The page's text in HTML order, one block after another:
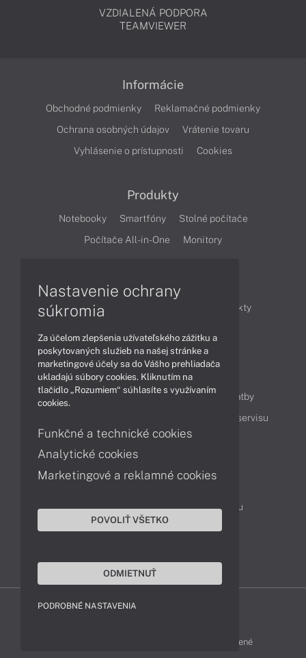
VZDIALENÁ PODPORA
TEAMVIEWER
Informácie
Obchodné podmienky
Reklamačné podmienky
Ochrana osobných údajov
Vrátenie tovaru
Vyhlásenie o prístupnosti
Cookies
Produkty
Notebooky Smartfóny
Stolné počítače
Počítače All-in-One
Monitory
Články
Obchodné informácie
Produkty
Obsah
Ako nakupovať
Možnosti doručenia a platby
Cenník servisu
Kontakty
Servisné oddelenie
Reklamácia tovaru
ZEN-SHOP © 2015 - 2026 Všetky práva vyhradené
Nastavenie ochrany
súkromia
Za účelom zlepšenia užívateľského zážitku a
poskytovaných služieb na našej stránke a
marketingové účely sa do Vášho prehliadača
ukladajú súbory cookies. Kliknutím na
tlačidlo „Rozumiem“ súhlasíte s využívaním
cookies.
Funkčné a technické cookies
Analytické cookies
Marketingové a reklamné cookies
POVOLIŤ VŠETKO
ODMIETNUŤ
PODROBNÉ NASTAVENIA